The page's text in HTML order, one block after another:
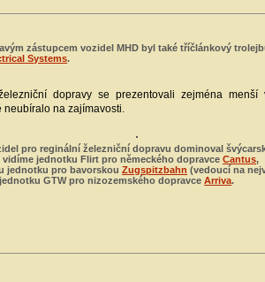
zástupcem vozidel MHD byl také tříčlánkový
Systems.
dopravy se prezentovali zejména menší
neubíralo na zajímavosti.
pro reginální železniční dopravu dominoval
vidíme jednotku Flirt pro německého dopravceCantus,
jednotku pro bavorskouZugspitzbahn (vedoucí na
GTW pro nizozemského dopravceArriva.